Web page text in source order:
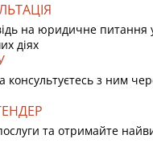
на юридичне
діях
консультуєтесь з ним
та отримайте